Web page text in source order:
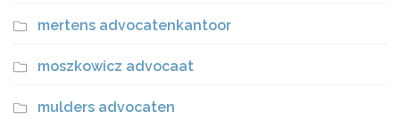
mertens advocatenkantoor
moszkowicz advocaat
mulders advocaten